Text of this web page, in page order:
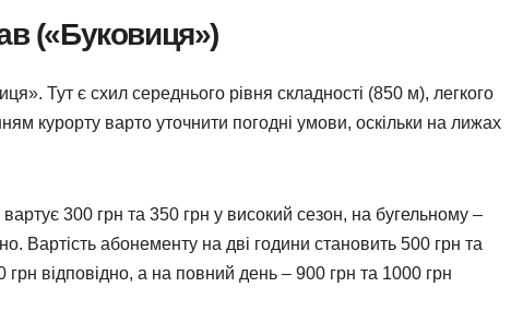
(«Буковиця»)
Тут є схил середнього рівня складності (850 м), легкого
курорту варто уточнити погодні умови, оскільки на лижах
300 грн та 350 грн у високий сезон, на бугельному –
Вартість абонементу на дві години становить 500 грн та
відповідно, а на повний день – 900 грн та 1000 грн